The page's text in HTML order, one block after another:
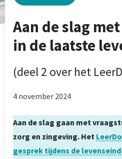
Aan de slag
in de laatste
(deel 2 over het
4 november 2024
Aan de slag gaan met
zorg en zingeving. Het
gesprek tijdens de